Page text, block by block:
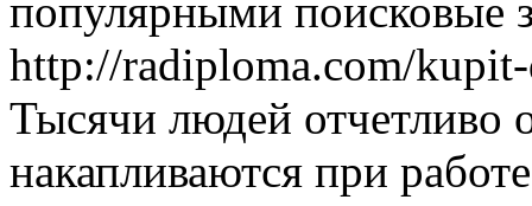
популярными поисковые
http://radiploma.com/
Тысячи людей отчетливо
накапливаются при